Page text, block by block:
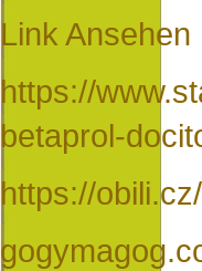
Link Ansehen
https://
betaprol-
https://